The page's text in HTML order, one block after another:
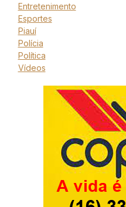
Entretenimento
Esportes
Piauí
Polícia
Política
Vídeos